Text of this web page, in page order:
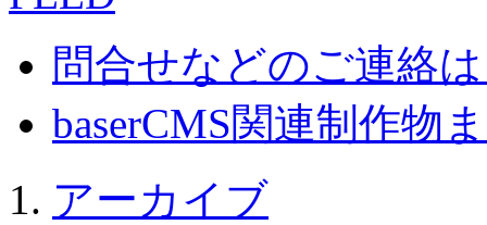
問合せなどのご連絡
baserCMS関連制作物
アーカイブ